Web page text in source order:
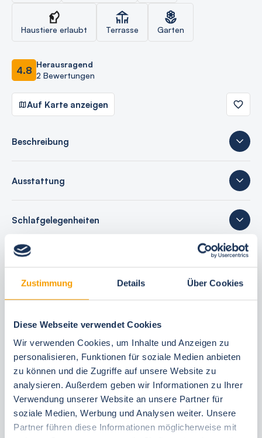
Zustimmung Details Über Cookies
Diese Webseite verwendet Cookies
Wir verwenden Cookies, um Inhalte und Anzeigen zu
personalisieren, Funktionen für soziale Medien anbieten
zu können und die Zugriffe auf unsere Website zu
analysieren. Außerdem geben wir Informationen zu Ihrer
Verwendung unserer Website an unsere Partner für
soziale Medien, Werbung und Analysen weiter. Unsere
Partner führen diese Informationen möglicherweise mit
Haustiere erlaubt Terrasse Garten
4.8 Herausragend
2 Bewertungen
Auf Karte anzeigen
Beschreibung
Ausstattung
Schlafgelegenheiten
2 Bewertungen
Ihre Buchungsvorteile
Bestpreis-Garantie
24 Stunden kostenfrei reservieren
30 Tage vor Anreise kostenfrei stornieren
Flexible An- und Abreise 24/7
Persönliche Beratungen
Schneller, direkter Support vor Ort